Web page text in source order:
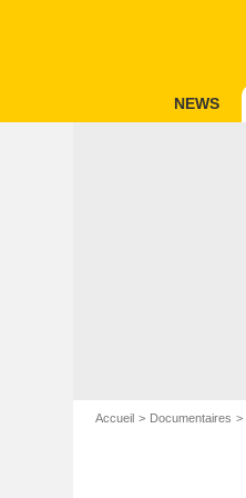
NEWS
Accueil Documentaires